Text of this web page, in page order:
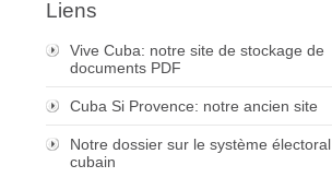
Liens
Vive Cuba: notre site de stockage de
documents PDF
Cuba Si Provence: notre ancien site
Notre dossier sur le système électoral
cubain